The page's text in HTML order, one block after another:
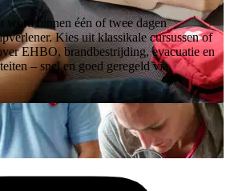
word binnen één of twee dagen
Kies uit klassikale cursussen of
EHBO, brandbestrijding, evacuatie en
– snel en goed geregeld via